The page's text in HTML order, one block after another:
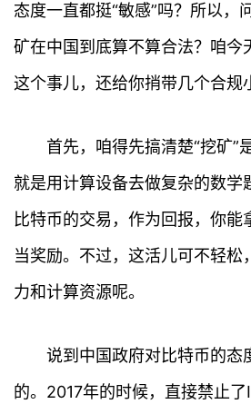
态度一直都挺“敏感”吗？所以，
矿在中国到底算不算合法？咱今
这个事儿，还给你捎带几个合规
首先，咱得先搞清楚“挖矿”
就是用计算设备去做复杂的数学
比特币的交易，作为回报，你能
当奖励。不过，这活儿可不轻松
力和计算资源呢。
说到中国政府对比特币的态
的。2017年的时候，直接禁止